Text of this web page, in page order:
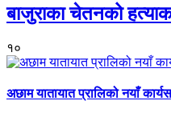
बाजुराका चेतनको
१०
अछाम यातायात प्रालिको नयाँ